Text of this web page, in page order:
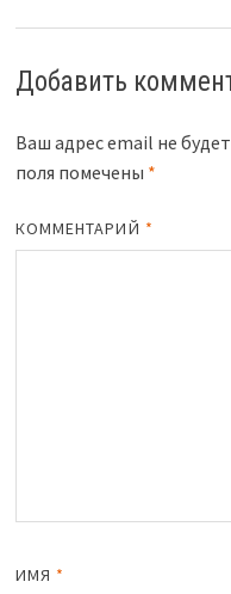
Добавить
Ваш адрес email не
поля помечены *
КОММЕНТАРИЙ *
ИМЯ *